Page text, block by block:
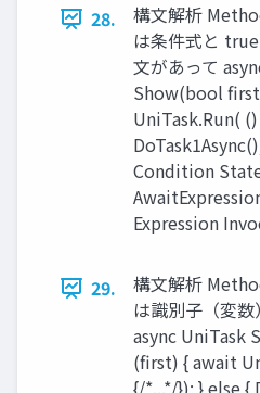
28.
構文解析
は条件式と
文があって
Show(bool
UniTask.Run(
Condition
Expression
29.
構文解析
は識別子（変
async UniTask
(first) { await